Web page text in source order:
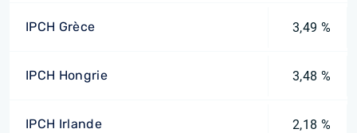
IPCH Grèce 3,49 %
IPCH Hongrie 3,48 %
IPCH Irlande 2,18 %